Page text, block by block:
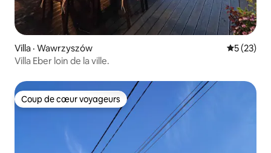
Villa · Wawrzyszów Note
5 (23)
Villa Eber loin de la ville.
Coup de cœur voyageurs
Coup de cœur voyageurs